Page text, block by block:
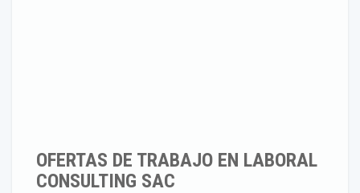
OFERTAS DE TRABAJO EN LABORAL
CONSULTING SAC